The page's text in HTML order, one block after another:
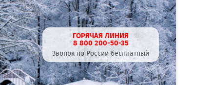
ГОРЯЧАЯ ЛИНИЯ
8 800 200-50-35
Звонок по России бесплатный